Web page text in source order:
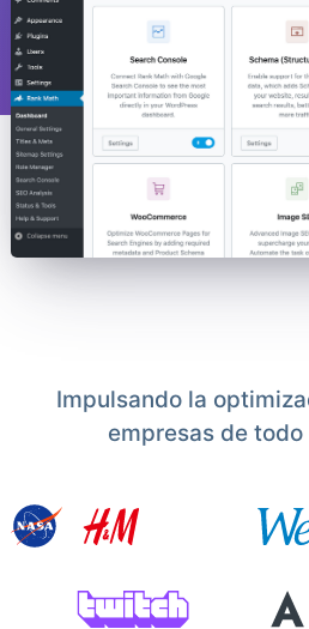
Impulsando la
empresas de